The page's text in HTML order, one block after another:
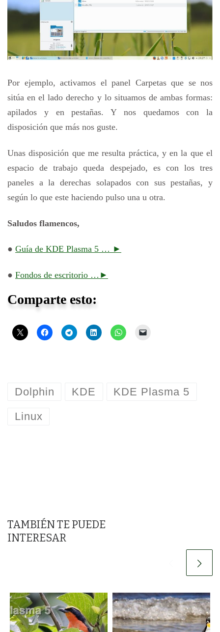
Por ejemplo, activamos el panel Carpetas que se nos
sitúa en el lado derecho y lo situamos de ambas formas:
apilados y en pestañas. Y nos quedamos con la
disposición que más nos guste.
Unas disposición que me resulta práctica, y en la que el
espacio de trabajo queda despejado, es con los tres
paneles a la derechas solapados con sus pestañas, y
según lo que este haciendo pulso una u otra.
Saludos flamencos,
● Guía de KDE Plasma 5 … ►
● Fondos de escritorio …►
Comparte esto:
Dolphin KDE KDE Plasma 5
Linux
TAMBIÉN TE PUEDE
INTERESAR